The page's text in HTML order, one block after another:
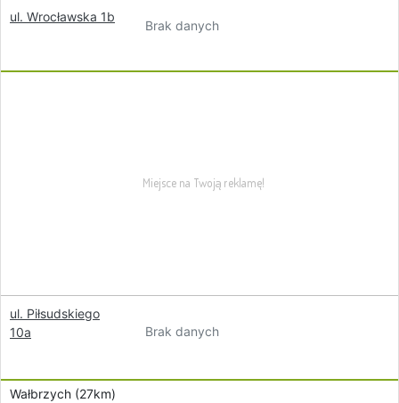
ul. Wrocławska 1b
Brak danych
ul. Piłsudskiego
10a
Brak danych
Wałbrzych (27km)